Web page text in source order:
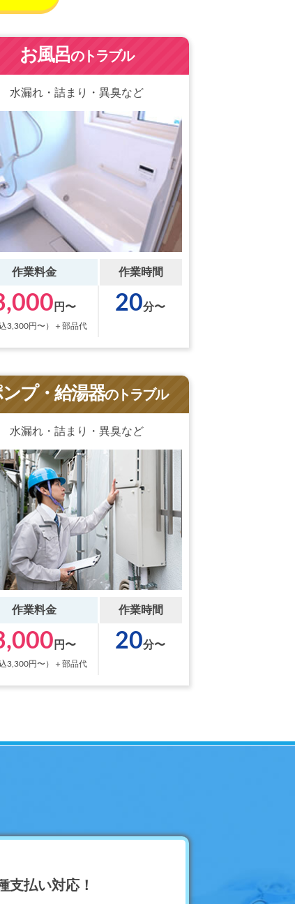
お風呂のトラブル
水漏れ・詰まり・異臭など
作業料金 作業時間
円〜
込3,300円〜）＋部品代
20分〜
プ・給湯器のトラブル
水漏れ・詰まり・異臭など
作業料金 作業時間
円〜
込3,300円〜）＋部品代
20分〜
支払い対応！